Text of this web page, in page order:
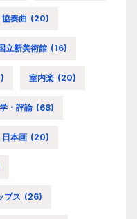
協奏曲 (20)
立新美術館 (16)
室内楽 (20)
・評論 (68)
日本画 (20)
プス (26)